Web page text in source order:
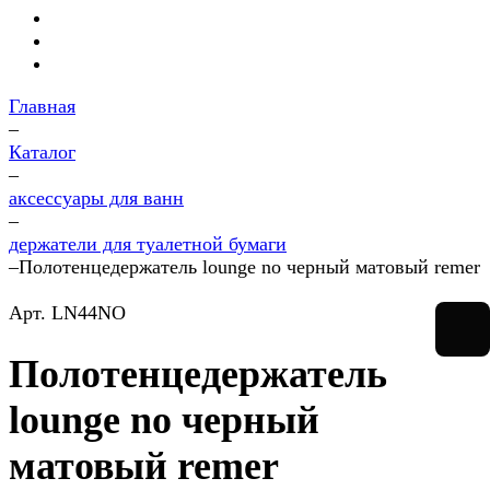
Главная
–
Каталог
–
аксессуары для ванн
–
держатели для туалетной бумаги
–Полотенцедержатель lounge no черный матовый remer
Арт. LN44NO
Полотенцедержатель
lounge no черный
матовый remer